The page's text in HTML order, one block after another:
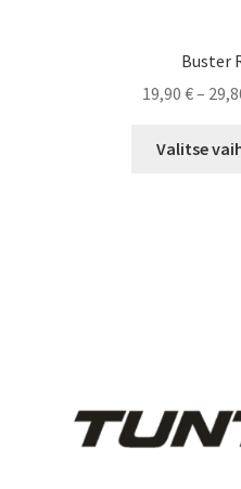
Buster
19,90 €–
Valitse